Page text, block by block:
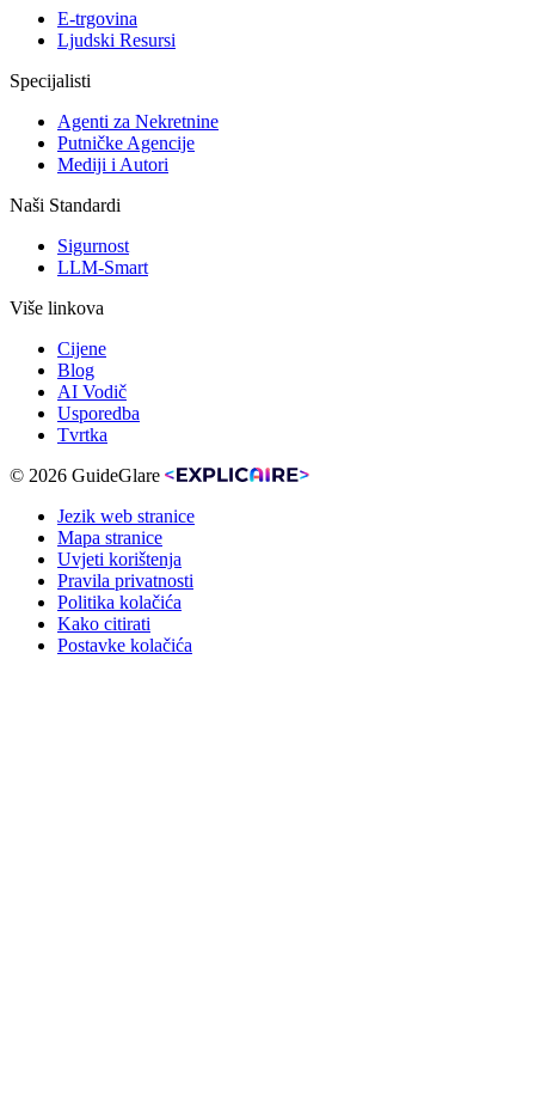
E-trgovina
Ljudski Resursi
Specijalisti
Agenti za Nekretnine
Putničke Agencije
Mediji i Autori
Naši Standardi
Sigurnost
LLM-Smart
Više linkova
Cijene
Blog
AI Vodič
Usporedba
Tvrtka
© 2026 GuideGlare
Jezik web stranice
Mapa stranice
Uvjeti korištenja
Pravila privatnosti
Politika kolačića
Kako citirati
Postavke kolačića